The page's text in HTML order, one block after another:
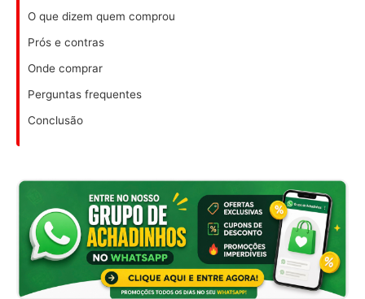
O que dizem quem comprou
Prós e contras
Onde comprar
Perguntas frequentes
Conclusão